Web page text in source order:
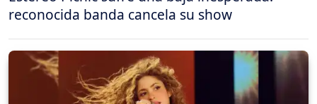
reconocida banda cancela su show